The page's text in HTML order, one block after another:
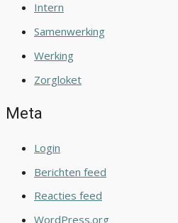
Intern
Samenwerking
Werking
Zorgloket
Meta
Login
Berichten feed
Reacties feed
WordPress.org